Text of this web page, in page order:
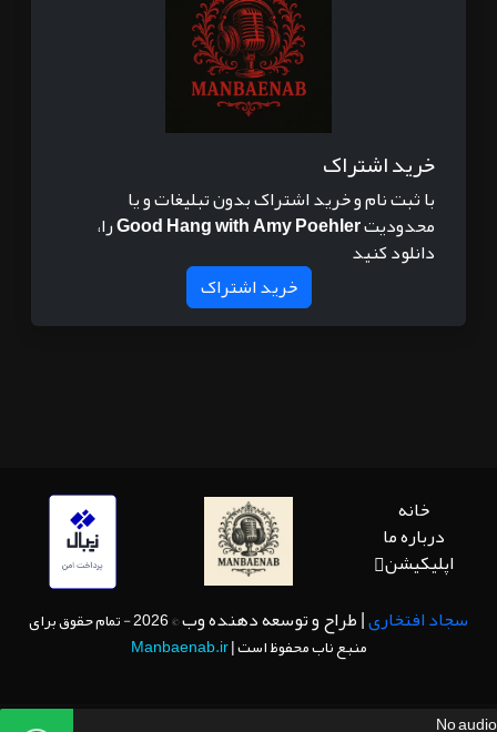
No audio
خرید اشتراک
با ثبت نام و خرید اشتراک بدون تبلیغات و یا
محدودیتGood Hang with Amy Poehlerرا،
دانلود کنید
خرید اشتراک
خانه
درباره ما
اپلیکیشن
سجاد افتخاری| طراح و توسعه دهنده وب
© 2026 - تمام حقوق برای
منبع ناب محفوظ است |Manbaenab.ir